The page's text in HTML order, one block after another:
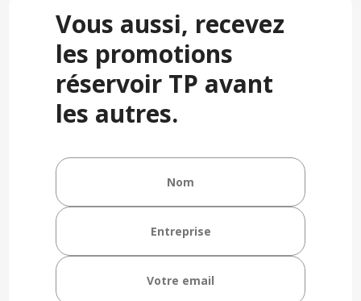
Vous aussi, recevez
les promotions
réservoir TP avant
les autres.